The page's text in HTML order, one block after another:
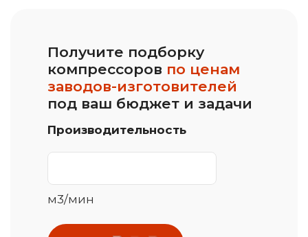
Получите подборку
компрессоров по ценам
заводов-изготовителей
под ваш бюджет и задачи
Производительность
м3/мин